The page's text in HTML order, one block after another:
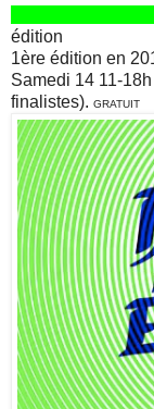
édition
1ère édition en
Samedi 14 11-
finalistes). GRATUIT